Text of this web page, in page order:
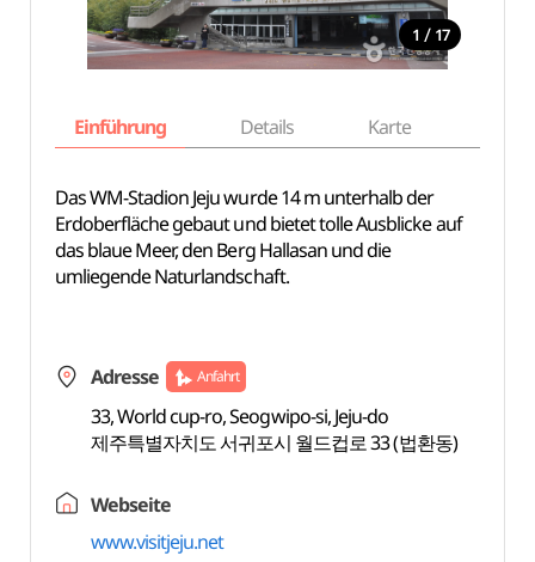
1 / 17
Einführung Details Karte
Das WM-Stadion Jeju wurde 14 m unterhalb der
Erdoberfläche gebaut und bietet tolle Ausblicke auf
das blaue Meer, den Berg Hallasan und die
umliegende Naturlandschaft.
Adresse Anfahrt
33, World cup-ro, Seogwipo-si, Jeju-do
제주특별자치도 서귀포시 월드컵로 33 (법환동)
Webseite
www.visitjeju.net